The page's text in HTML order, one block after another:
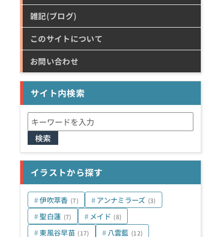
雑記(ブログ)
このサイトについて
お問い合わせ
サイト内検索
検
索:
イラストから探す
伊吹萃香 (7) アンナミラーズ (3)
聖白蓮 (7) メイド (8)
東風谷早苗 (17) 八雲藍 (12)